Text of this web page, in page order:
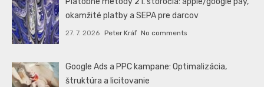
okamžité platby a SEPA pre darcov
27. 7. 2026 Peter Kráľ No comments
Google Ads a PPC kampane: Optimalizácia,
štruktúra a licitovanie